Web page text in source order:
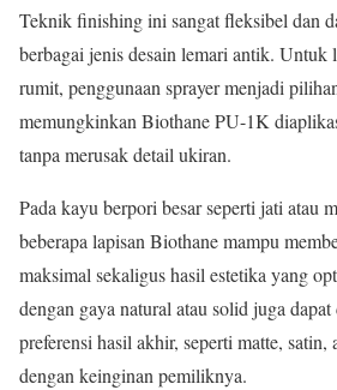
Teknik finishing ini sangat fleksibel dan
berbagai jenis desain lemari antik. Untuk
rumit, penggunaan sprayer menjadi
memungkinkan Biothane PU-1K
tanpa merusak detail ukiran.
Pada kayu berpori besar seperti jati atau
beberapa lapisan Biothane mampu
maksimal sekaligus hasil estetika yang
dengan gaya natural atau solid juga
preferensi hasil akhir, seperti matte, satin,
dengan keinginan pemiliknya.